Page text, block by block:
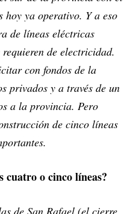
hoy ya operativo. Y a eso
de líneas eléctricas
de electricidad.
con fondos de la
privados y a través de un
a la provincia. Pero
de cinco líneas
cuatro o cinco líneas?
de San Rafael (el cierre